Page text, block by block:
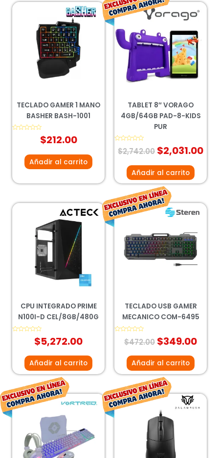
TECLADO GAMER 1 MANO
BASHER BASH-1001
$212.00
Añadir al carrito
TABLET 8″ VORAGO
4GB/64GB PAD-8-KIDS
PUR
Valorado
con
$2,742.00
El
precio
original
era:
$2,742.00.
$2,031.00
El
Añadir al carrito
CPU INTEGRADO PRIME
N100I-D CEL/8GB/480G
$5,272.00
Añadir al carrito
TECLADO USB GAMER
MECANICO COM-6495
Valorado
$472.00
El
precio
original
era:
$472.00.
$349.00
El
es:
Añadir al carrito
El
precio
original
era:
$901.00.
El
precio
es:
El
precio
original
era:
$238.00.